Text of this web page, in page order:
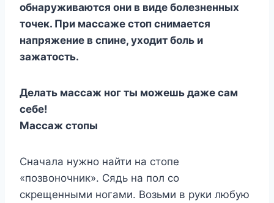
обнаруживаются они в виде болезненных
точек. При массаже стоп снимается
напряжение в спине, уходит боль и
зажатость.
Делать массаж ног ты можешь даже сам
себе!
Массаж стопы
Сначала нужно найти на стопе
«позвоночник». Сядь на пол со
скрещенными ногами. Возьми в руки любую